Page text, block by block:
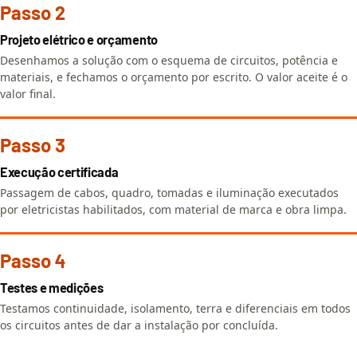
Passo 2
Projeto elétrico e orçamento
Desenhamos a solução com o esquema de circuitos, potência e
materiais, e fechamos o orçamento por escrito. O valor aceite é o
valor final.
Passo 3
Execução certificada
Passagem de cabos, quadro, tomadas e iluminação executados
por eletricistas habilitados, com material de marca e obra limpa.
Passo 4
Testes e medições
Testamos continuidade, isolamento, terra e diferenciais em todos
os circuitos antes de dar a instalação por concluída.